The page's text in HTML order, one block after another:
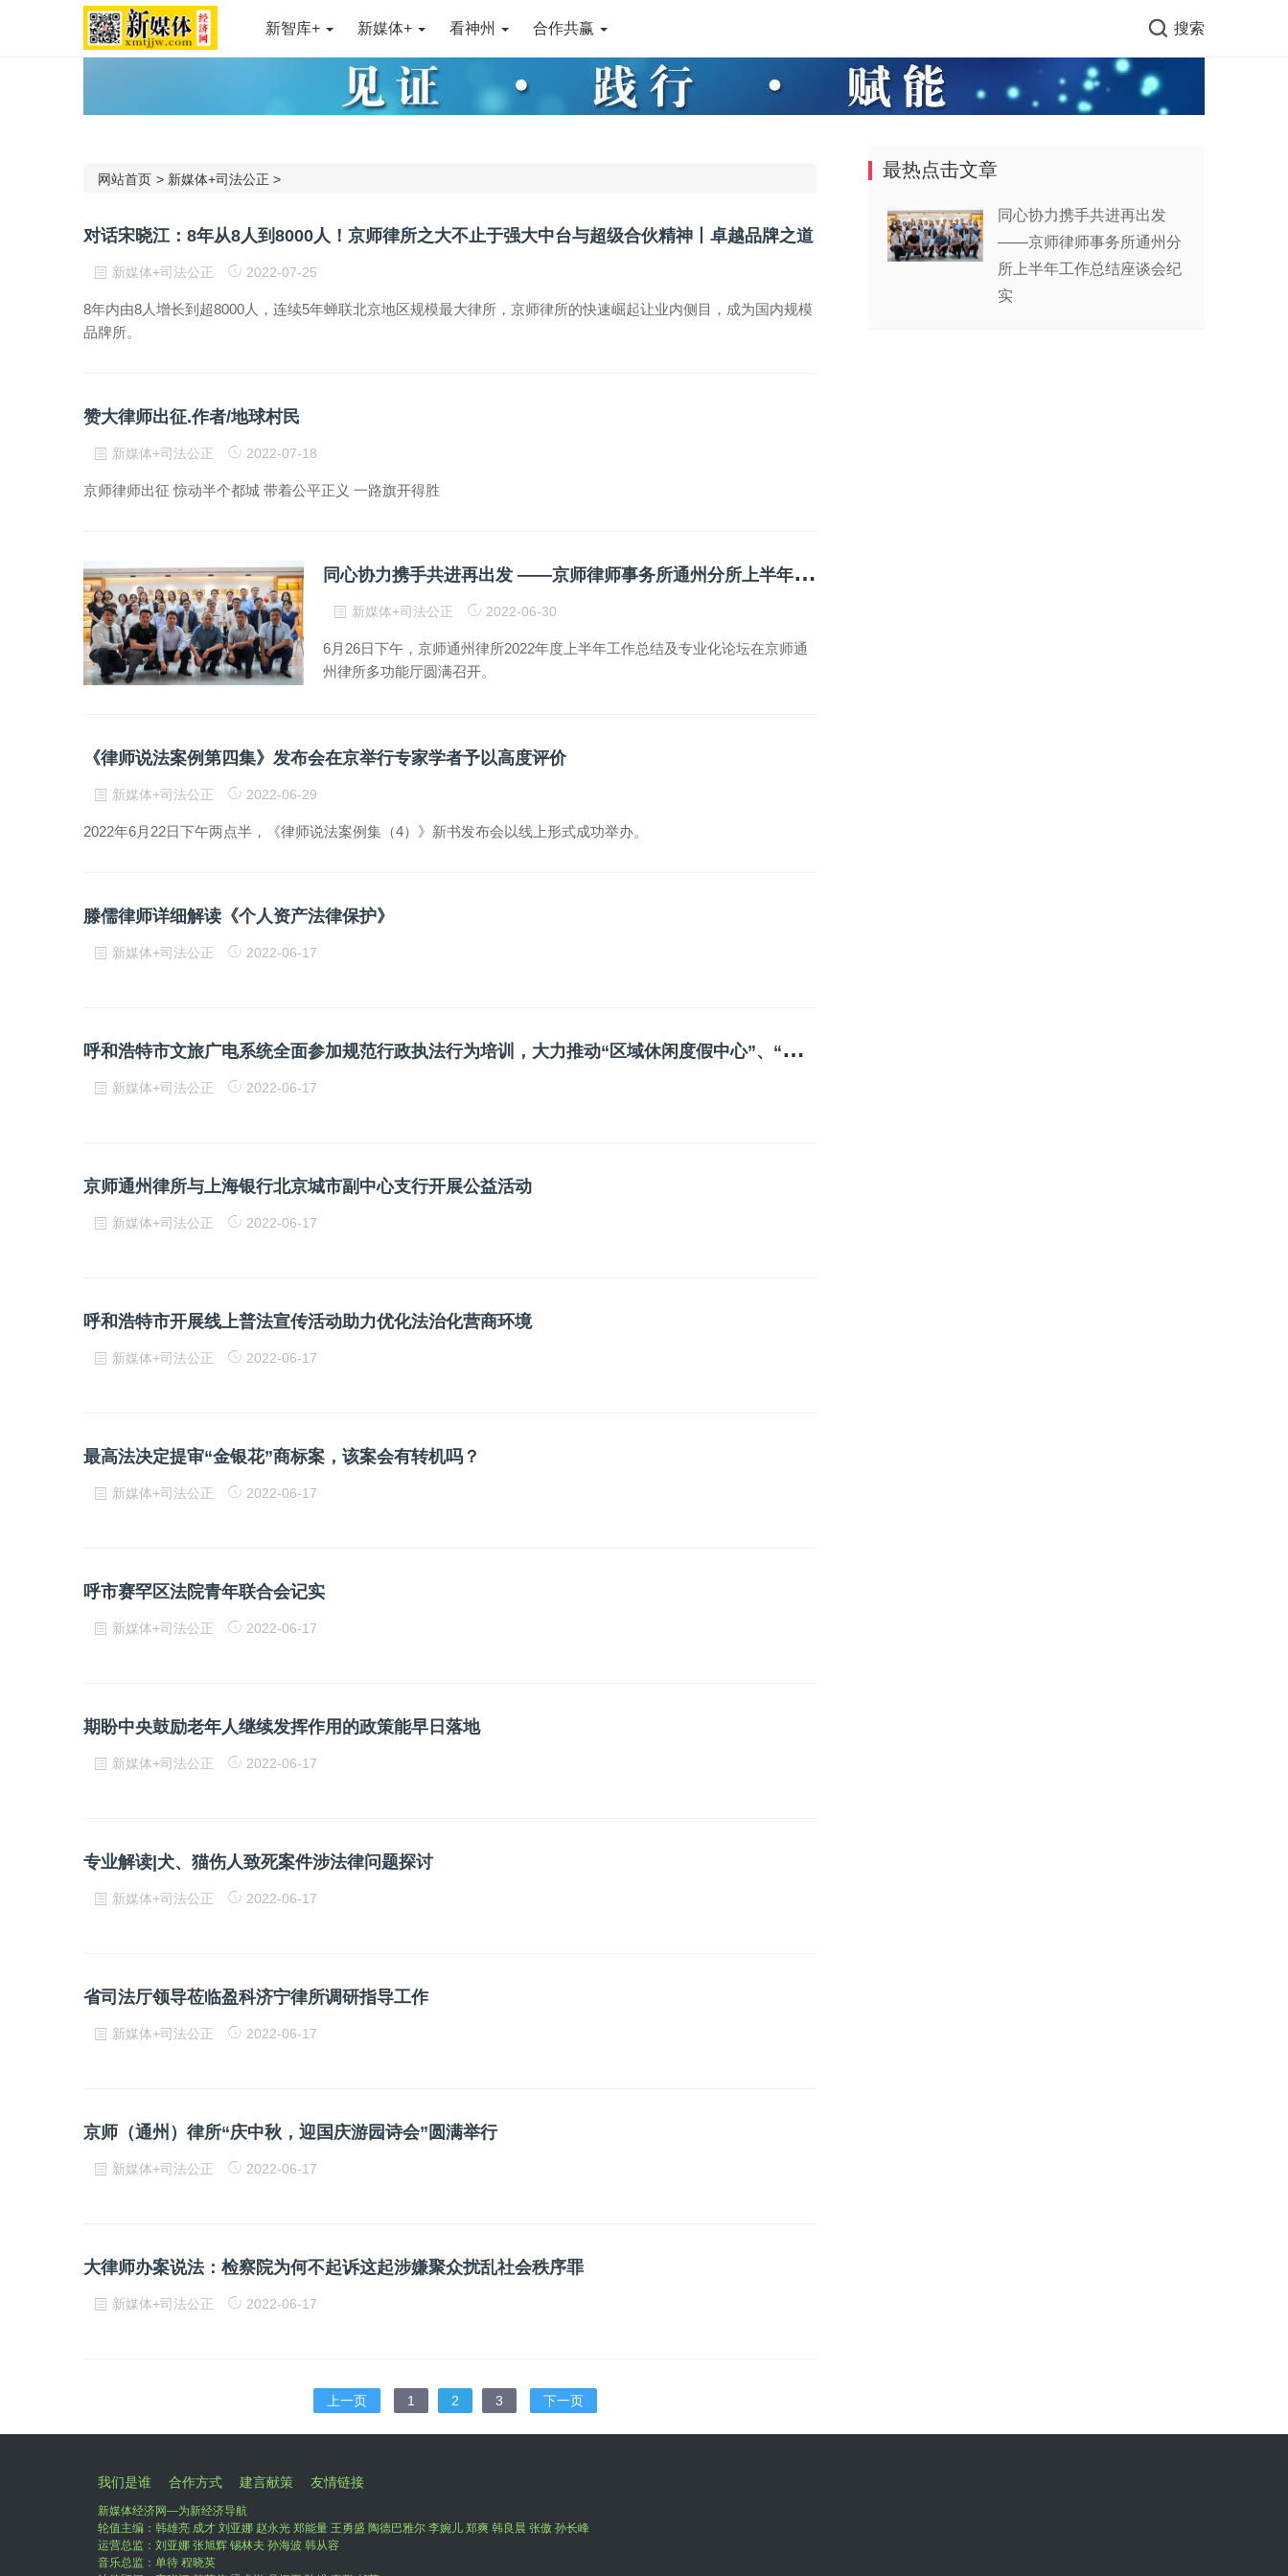
新智库+ 新媒体+ 看神州 合作共赢 搜索
网站首页 > 新媒体+司法公正 >
对话宋晓江：8年从8人到8000人！京师律所之大不止于强大中台与超级合伙精神丨卓越品牌之道
新媒体+司法公正 2022-07-25
8年内由8人增长到超8000人，连续5年蝉联北京地区规模最大律所，京师律所的快速崛起让业内侧目，成为国内规模
品牌所。
赞大律师出征.作者/地球村民
新媒体+司法公正 2022-07-18
京师律师出征 惊动半个都城 带着公平正义 一路旗开得胜
同
心协力携手共进再出发 ——京师律师事务所通州分所上半年工作总结座谈会纪实
新媒体+司法公正 2022-06-30
6月26日下午，京师通州律所2022年度上半年工作总结及专业化论坛在京师通
州律所多功能厅圆满召开。
《律师说法案例第四集》发布会在京举行专家学者予以高度评价
新媒体+司法公正 2022-06-29
2022年6月22日下午两点半，《律师说法案例集（4）》新书发布会以线上形式成功举办。
滕儒律师详细解读《个人资产法律保护》
新媒体+司法公正 2022-06-17
呼
和浩特市文旅广电系统全面参加规范行政执法行为培训，大力推动“区域休闲度假中心”、“宜游”城市的建设步伐
新媒体+司法公正 2022-06-17
京师通州律所与上海银行北京城市副中心支行开展公益活动
新媒体+司法公正 2022-06-17
呼和浩特市开展线上普法宣传活动助力优化法治化营商环境
新媒体+司法公正 2022-06-17
最高法决定提审“金银花”商标案，该案会有转机吗？
新媒体+司法公正 2022-06-17
呼市赛罕区法院青年联合会记实
新媒体+司法公正 2022-06-17
期盼中央鼓励老年人继续发挥作用的政策能早日落地
新媒体+司法公正 2022-06-17
专业解读|犬、猫伤人致死案件涉法律问题探讨
新媒体+司法公正 2022-06-17
省司法厅领导莅临盈科济宁律所调研指导工作
新媒体+司法公正 2022-06-17
京师（通州）律所“庆中秋，迎国庆游园诗会”圆满举行
新媒体+司法公正 2022-06-17
大律师办案说法：检察院为何不起诉这起涉嫌聚众扰乱社会秩序罪
新媒体+司法公正 2022-06-17
上一页 1 2 3 下一页
最热点击文章
同心协力携手共进再出发
——京师律师事务所通州分
所上半年工作总结座谈会纪
实
我们是谁 合作方式 建言献策 友情链接
新媒体经济网—为新经济导航
轮值主编：韩雄亮 成才 刘亚娜 赵永光 郑能量 王勇盛 陶德巴雅尔 李婉儿 郑爽 韩良晨 张傲 孙长峰
运营总监：刘亚娜 张旭辉 锡林夫 孙海波 韩从容
音乐总监：单待 程晓英